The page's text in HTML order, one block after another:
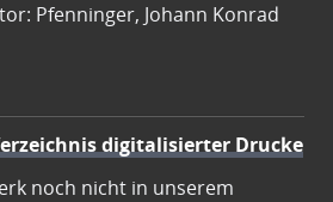
Pfenninger, Johann Konrad
digitalisierter Drucke
noch nicht in unserem